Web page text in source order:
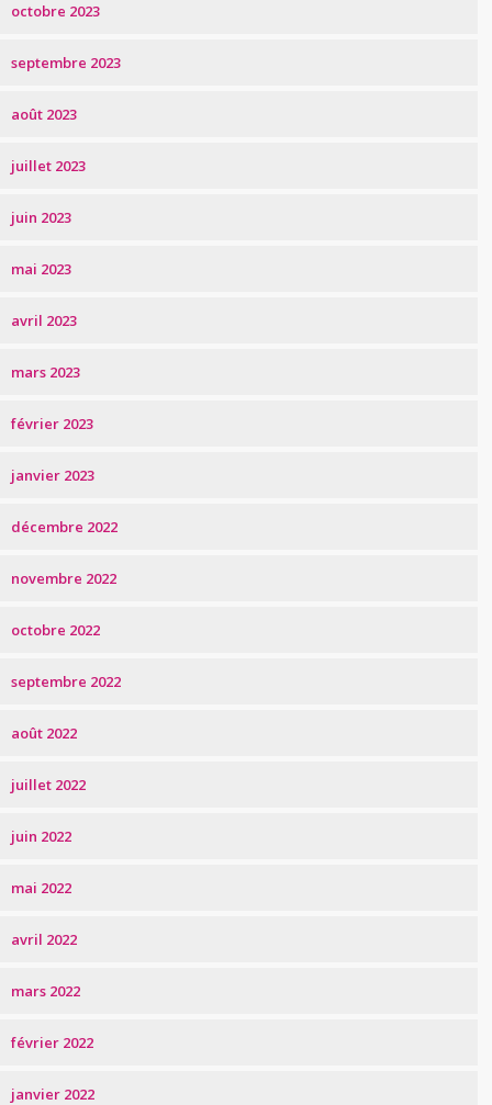
octobre 2023
septembre 2023
août 2023
juillet 2023
juin 2023
mai 2023
avril 2023
mars 2023
février 2023
janvier 2023
décembre 2022
novembre 2022
octobre 2022
septembre 2022
août 2022
juillet 2022
juin 2022
mai 2022
avril 2022
mars 2022
février 2022
janvier 2022